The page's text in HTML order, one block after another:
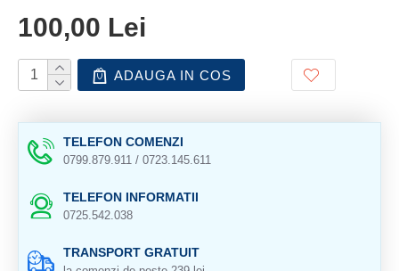
100,00 Lei
ADAUGA IN COS
TELEFON COMENZI
0799.879.911 / 0723.145.611
TELEFON INFORMATII
0725.542.038
TRANSPORT GRATUIT